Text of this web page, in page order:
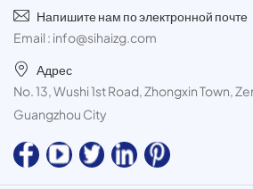
Напишите нам по электронной почте
Email : info@sihaizg.com
Адрес
No. 13, Wushi 1st Road, Zhongxin Town,
Guangzhou City